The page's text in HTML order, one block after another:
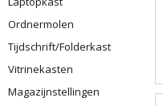
Ordnermolen
Tijdschrift/Folderkast
Vitrinekasten
Magazijnstellingen